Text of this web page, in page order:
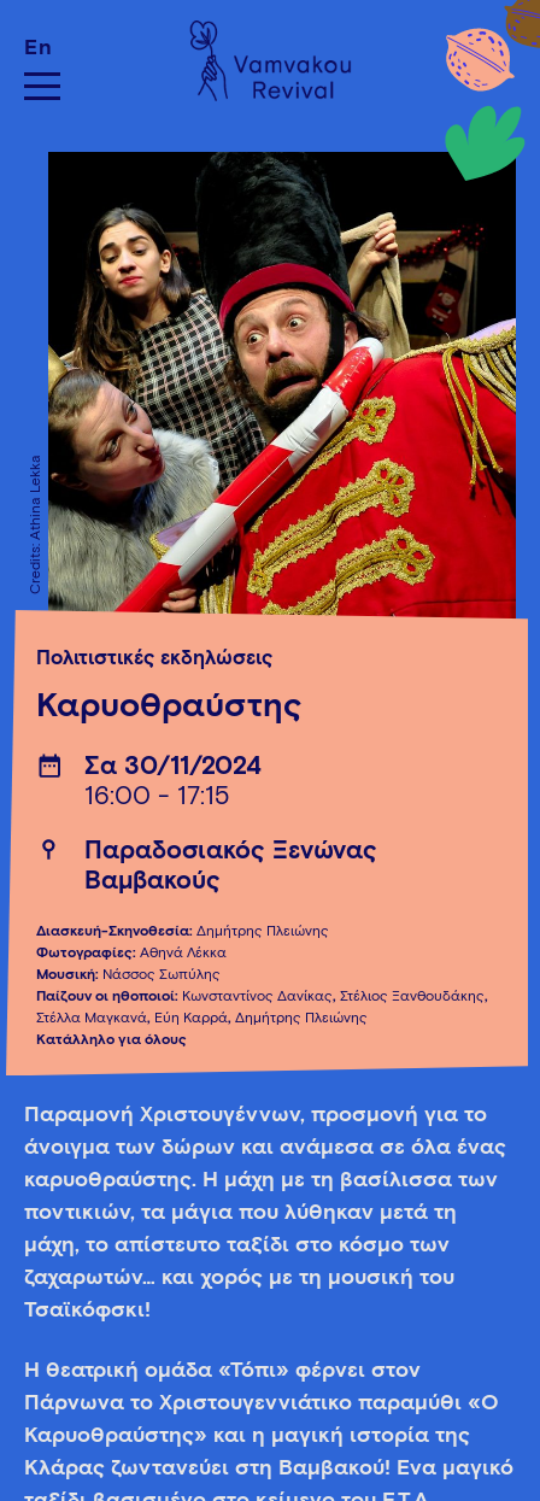
En
Credits: Athina Lekka
Πολιτιστικές εκδηλώσεις
Καρυοθραύστης
Σα 30/11/2024
16:00 - 17:15
Παραδοσιακός Ξενώνας
Βαμβακούς
Διασκευή-Σκηνοθεσία: Δημήτρης Πλειώνης
Φωτογραφίες: Αθηνά Λέκκα
Μουσική: Νάσσος Σωπύλης
Παίζουν οι ηθοποιοί: Κωνσταντίνος Δανίκας, Στέλιος Ξανθουδάκης,
Στέλλα Μαγκανά, Εύη Καρρά, Δημήτρης Πλειώνης
Κατάλληλο για όλους
Παραμονή Χριστουγέννων, προσμονή για το
άνοιγμα των δώρων και ανάμεσα σε όλα ένας
καρυοθραύστης. Η μάχη με τη βασίλισσα των
ποντικιών, τα μάγια που λύθηκαν μετά τη
μάχη, το απίστευτο ταξίδι στο κόσμο των
ζαχαρωτών… και χορός με τη μουσική του
Τσαϊκόφσκι!
H θεατρική ομάδα «Τόπι» φέρνει στον
Πάρνωνα το Χριστουγεννιάτικο παραμύθι «Ο
Καρυοθραύστης» και η μαγική ιστορία της
Κλάρας ζωντανεύει στη Βαμβακού! Ένα μαγικό